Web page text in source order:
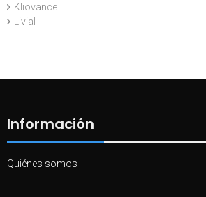
Kliovance
Livial
Información
Quiénes somos